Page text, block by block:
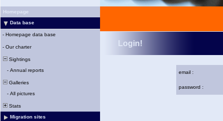
Homepage
Data base
- Homepage data base
- Our charter
Sightings
- Annual reports
Galleries
- All pictures
Stats
Migration sites
Login!
email :
password :